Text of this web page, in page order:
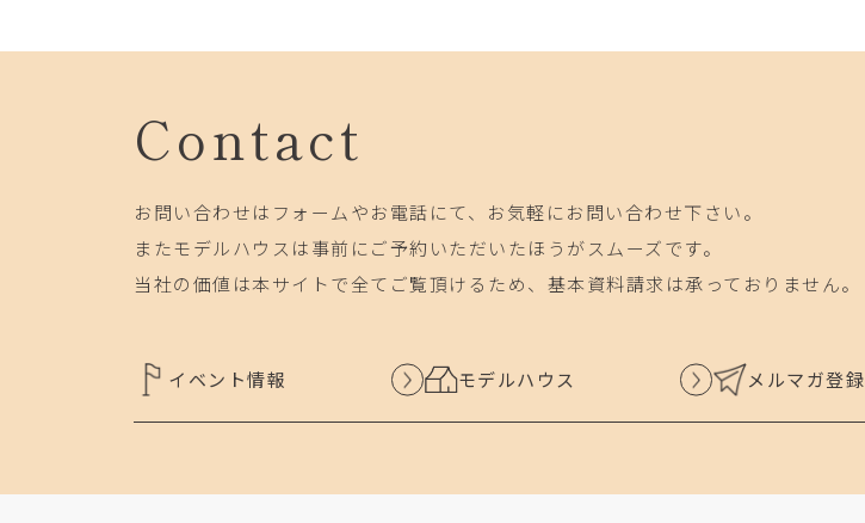
Contact
お問い合わせはフォームやお電話にて、お気軽にお問い合わせ下さい。
またモデルハウスは事前にご予約いただいたほうがスムーズです。
当社の価値は本サイトで全てご覧頂けるため、基本資料請求は承っておりません。
イベント情報 モデルハウス メルマガ登録